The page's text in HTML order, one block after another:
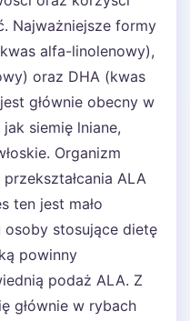
Najważniejsze formy
alfa-linolenowy),
oraz DHA (kwas
głównie obecny w
siemię lniane,
Organizm
ALA
ten jest mało
stosujące dietę
powinny
podaż ALA. Z
głównie w rybach